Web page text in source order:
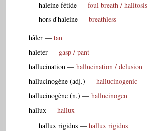
haleine fétide — foul breath / halitosis
hors d'haleine — breathless
hâler — tan
haleter — gasp / pant
hallucination — hallucination / delusion
hallucinogène (adj.) — hallucinogenic
hallucinogène (n.) — hallucinogen
hallux — hallux
hallux rigidus — hallux rigidus